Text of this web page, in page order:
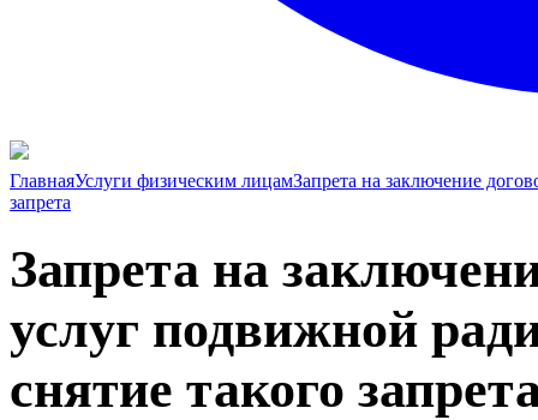
ГлавнаяУслуги физическим лицамЗапрета на заключение
запрета
Запрета на
услуг подвижной
снятие такого